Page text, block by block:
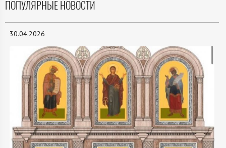
ПОПУЛЯРНЫЕ НОВОСТИ
30.04.2026